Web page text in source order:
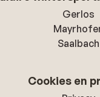
Gerlos
Saalbach
Cookies en